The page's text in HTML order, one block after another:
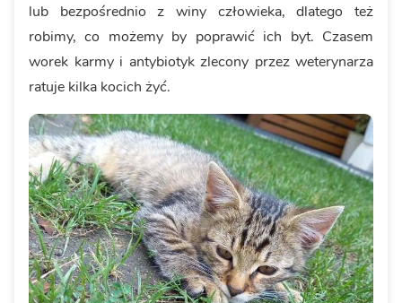
lub bezpośrednio z winy człowieka, dlatego też
robimy, co możemy by poprawić ich byt. Czasem
worek karmy i antybiotyk zlecony przez weterynarza
ratuje kilka kocich żyć.